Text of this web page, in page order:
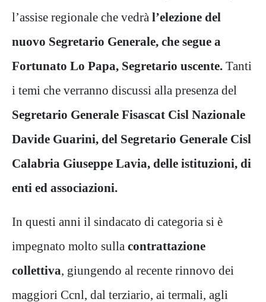
l’assise regionale che vedrà l’elezione del
nuovo Segretario Generale, che segue a
Fortunato Lo Papa, Segretario uscente. Tanti
i temi che verranno discussi alla presenza del
Segretario Generale Fisascat Cisl Nazionale
Davide Guarini, del Segretario Generale Cisl
Calabria Giuseppe Lavia, delle istituzioni, di
enti ed associazioni.
In questi anni il sindacato di categoria si è
impegnato molto sulla contrattazione
collettiva , giungendo al recente rinnovo dei
maggiori Ccnl, dal terziario, ai termali, agli